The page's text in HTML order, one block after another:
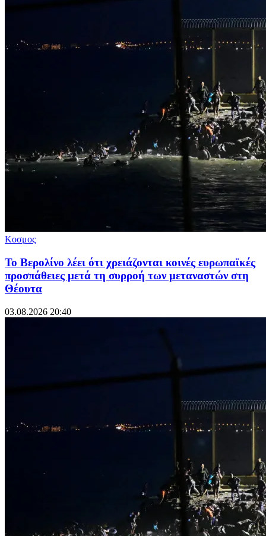
Κοσμος
Το Βερολίνο λέει ότι χρειάζονται κοινές ευρωπαϊκές
προσπάθειες μετά τη συρροή των μεταναστών στη
Θέουτα
03.08.2026 20:40